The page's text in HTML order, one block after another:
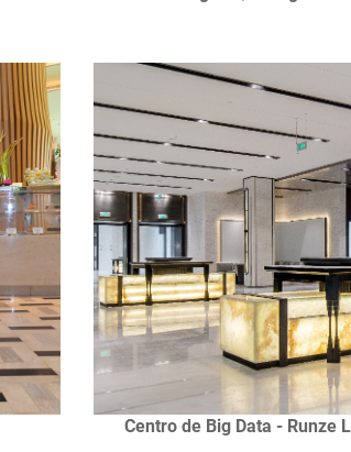
Centro de Big Data - Runze